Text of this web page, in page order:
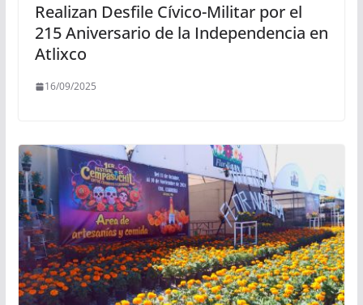
Realizan Desfile Cívico-Militar por el
215 Aniversario de la Independencia en
Atlixco
16/09/2025